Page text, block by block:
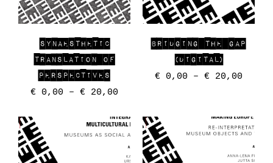
SYNAESTHETIC
TRANSLATION OF
PERSPECTIVES
€ 0,00 – € 20,00
BRIDGING THE GAP
(DIGITAL)
€ 0,00 – € 20,00